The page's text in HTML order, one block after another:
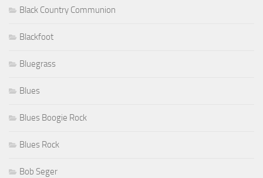
Black Country Communion
Blackfoot
Bluegrass
Blues
Blues Boogie Rock
Blues Rock
Bob Seger